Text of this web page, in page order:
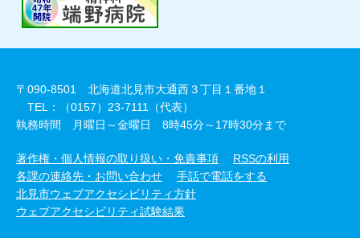
〒090-8501 北海道北見市大通西３丁目１番地１
TEL：（0157）23-7111（代表）
執務時間 月曜日～金曜日 8時45分～17時30分まで
著作権・個人情報の取り扱い・免責事項
RSSの利用
各課の連絡先・お問い合わせ
手話で電話をする
北見市ウェブアクセシビリティ方針
ウェブアクセシビリティ試験結果